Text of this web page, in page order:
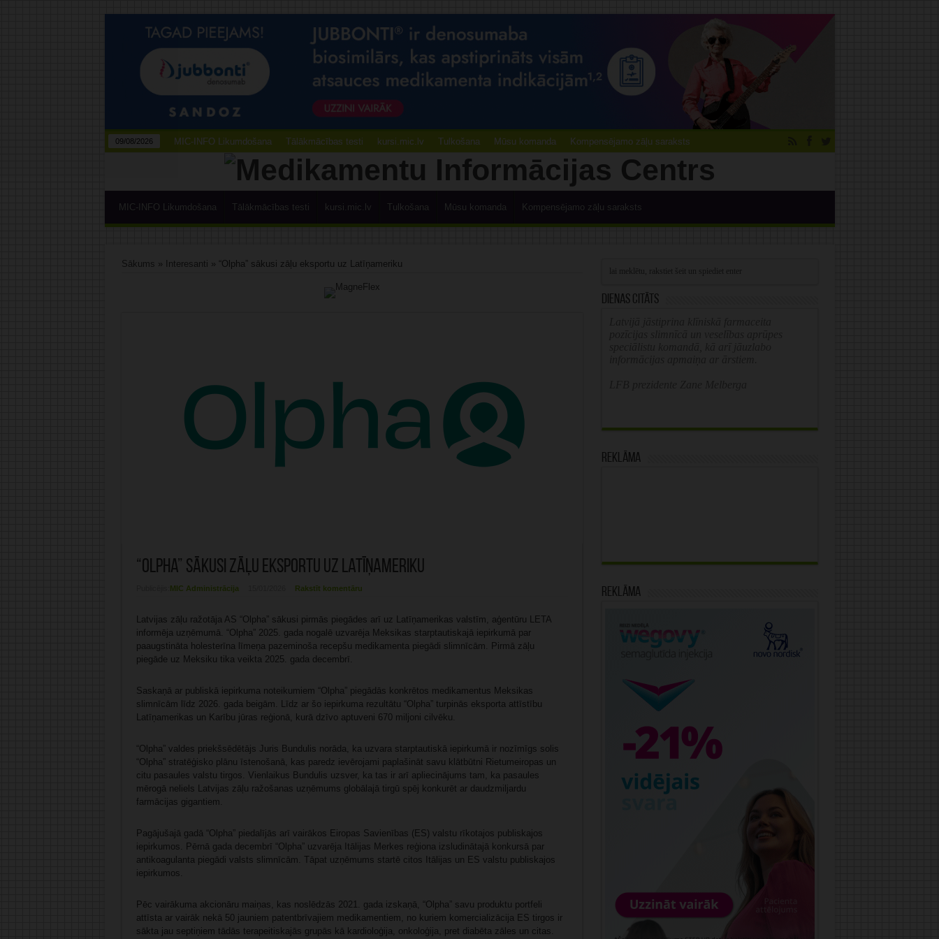
09/08/2026 MIC-INFO Likumdošana Tālākmācības testi kursi.mic.lv Tulkošana Mūsu komanda Kompensējamo zāļu saraksts
MIC-INFO Likumdošana Tālākmācības testi kursi.mic.lv Tulkošana Mūsu komanda Kompensējamo zāļu saraksts
Sākums » Interesanti » “Olpha” sākusi zāļu eksportu uz Latīņameriku
“Olpha” sākusi zāļu eksportu uz Latīņameriku
MIC Administrācija Rakstīt komentāru
Latvijas zāļu ražotāja AS “Olpha” sākusi pirmās piegādes arī uz Latīņamerikas valstīm, aģentūru LETA
informēja uzņēmumā. “Olpha” 2025. gada nogalē uzvarēja Meksikas starptautiskajā iepirkumā par
paaugstināta holesterīna līmeņa pazeminoša recepšu medikamenta piegādi slimnīcām. Pirmā zāļu
piegāde uz Meksiku tika veikta 2025. gada decembrī.
Saskaņā ar publiskā iepirkuma noteikumiem “Olpha” piegādās konkrētos medikamentus Meksikas
slimnīcām līdz 2026. gada beigām. Līdz ar šo iepirkuma rezultātu “Olpha” turpinās eksporta attīstību
Latīņamerikas un Karību jūras reģionā, kurā dzīvo aptuveni 670 miljoni cilvēku.
“Olpha” valdes priekšsēdētājs Juris Bundulis norāda, ka uzvara starptautiskā iepirkumā ir nozīmīgs solis
“Olpha” stratēģisko plānu īstenošanā, kas paredz ievērojami paplašināt savu klātbūtni Rietumeiropas un
citu pasaules valstu tirgos. Vienlaikus Bundulis uzsver, ka tas ir arī apliecinājums tam, ka pasaules
mērogā neliels Latvijas zāļu ražošanas uzņēmums globālajā tirgū spēj konkurēt ar daudzmiljardu
farmācijas gigantiem.
Pagājušajā gadā “Olpha” piedalījās arī vairākos Eiropas Savienības (ES) valstu rīkotajos publiskajos
iepirkumos. Pērnā gada decembrī “Olpha” uzvarēja Itālijas Merkes reģiona izsludinātajā konkursā par
antikoagulanta piegādi valsts slimnīcām. Tāpat uzņēmums startē citos Itālijas un ES valstu publiskajos
iepirkumos.
Pēc vairākuma akcionāru maiņas, kas noslēdzās 2021. gada izskaņā, “Olpha” savu produktu portfeli
attīsta ar vairāk nekā 50 jauniem patentbrīvajiem medikamentiem, no kuriem komercializācija ES tirgos ir
sākta jau septiņiem tādās terapeitiskajās grupās kā kardioloģija, onkoloģija, pret diabēta zāles un citas.
Dienas citāts
Reklāma
Reklāma